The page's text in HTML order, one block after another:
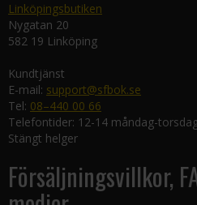
Linköpingsbutiken
Nygatan 20
582 19 Linköping
Kundtjänst
E-mail: support@sfbok.se
Tel: 08–440 00 66
Telefontider: 12-14 måndag-
Stängt helger
Försäljningsvillkor,